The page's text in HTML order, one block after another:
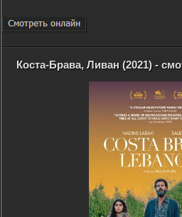
Коста-Брава, Ливан (2021) -